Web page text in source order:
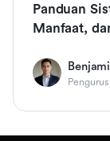
Panduan
Manfaat,